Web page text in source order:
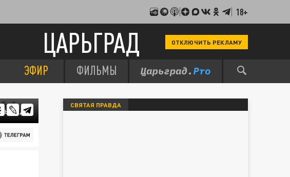
18+
ЦАРЬГРАД ОТКЛЮЧИТЬ РЕКЛАМУ
ЭФИР ФИЛЬМЫ
СВЯТАЯ ПРАВДА